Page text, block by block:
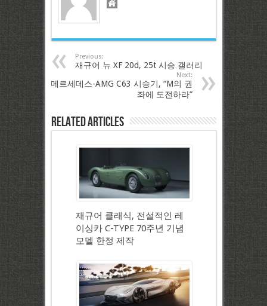
Previous:
재규어 뉴 XF 20d, 25t 시승 갤러리
Next:
메르세데스-AMG C63 시승기, “M의 권
좌에 도전하라”
Related Articles
재규어 클래식, 전설적인 레
이싱카 C-TYPE 70주년 기념
모델 한정 제작